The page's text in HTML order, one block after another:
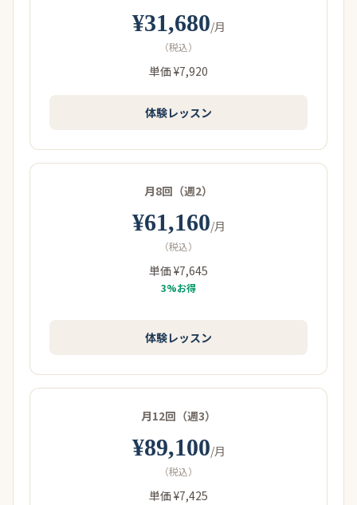
¥31,680/月
（税込）
単価 ¥7,920
体験レッスン
月8回（週2）
¥61,160/月
（税込）
単価 ¥7,645
3%お得
体験レッスン
月12回（週3）
¥89,100/月
（税込）
単価 ¥7,425